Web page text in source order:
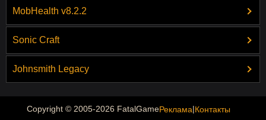
MobHealth v8.2.2
Sonic Craft
Johnsmith Legacy
Copyright © 2005-2026 FatalGameРеклама|Контакты